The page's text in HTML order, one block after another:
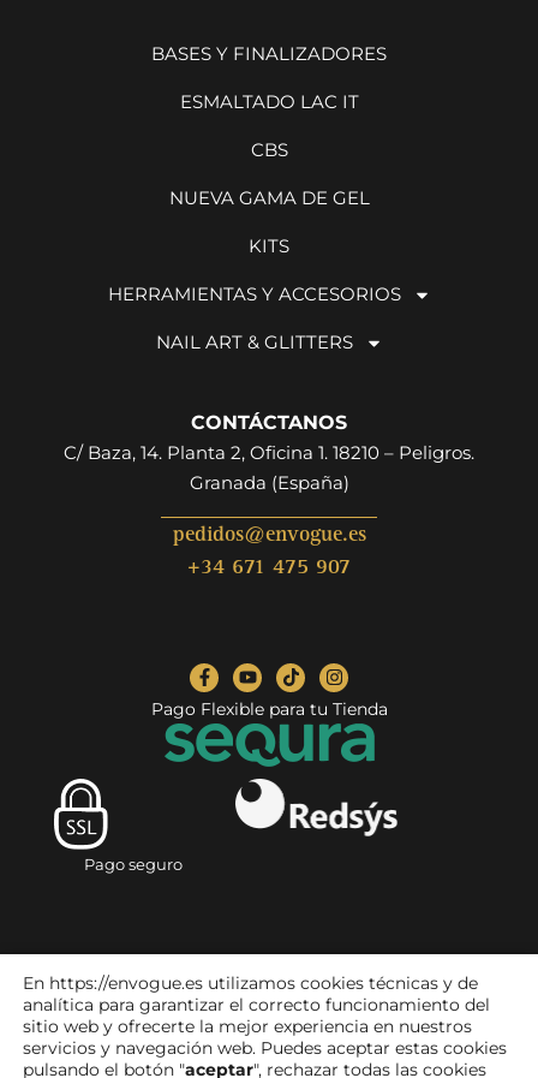
BASES Y FINALIZADORES
ESMALTADO LAC IT
CBS
NUEVA GAMA DE GEL
KITS
HERRAMIENTAS Y ACCESORIOS
NAIL ART & GLITTERS
CONTÁCTANOS
C/ Baza, 14. Planta 2, Oficina 1. 18210 – Peligros.
Granada (España)
pedidos@envogue.es
+34 671 475 907
Pago Flexible para tu Tienda
Pago seguro
En https://envogue.es utilizamos cookies técnicas y de
analítica para garantizar el correcto funcionamiento del
sitio web y ofrecerte la mejor experiencia en nuestros
servicios y navegación web. Puedes aceptar estas cookies
pulsando el botón "aceptar", rechazar todas las cookies